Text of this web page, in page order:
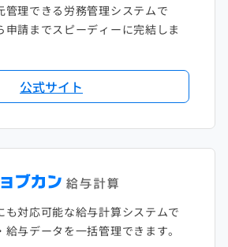
管理できる労務管理システムで
申請までスピーディーに完結しま
公式サイト
も対応可能な給与計算システムで
与データを一括管理できます。